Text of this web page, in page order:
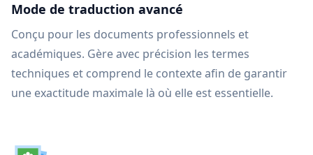
Mode de traduction avancé
Conçu pour les documents professionnels et
académiques. Gère avec précision les termes
techniques et comprend le contexte afin de garantir
une exactitude maximale là où elle est essentielle.